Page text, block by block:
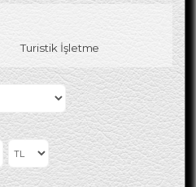
Turistik İşletme